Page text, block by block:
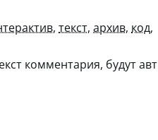
, текст, архив, код,
комментария, будут авт